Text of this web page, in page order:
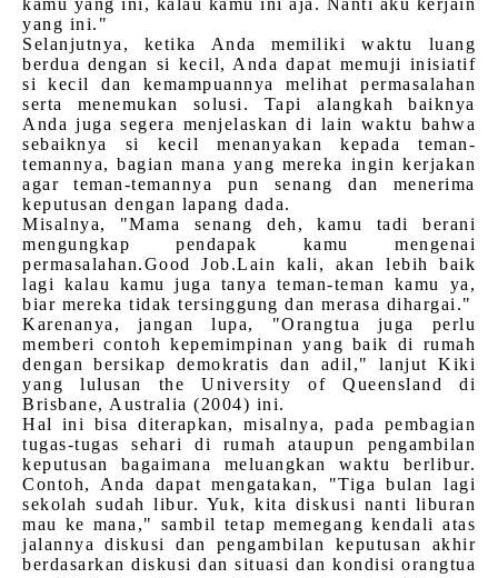
kamu yang ini, kalau kamu ini aja. Nanti aku kerjain
yang ini."
Selanjutnya, ketika Anda memiliki waktu luang
berdua dengan si kecil, Anda dapat memuji inisiatif
si kecil dan kemampuannya melihat permasalahan
serta menemukan solusi. Tapi alangkah baiknya
Anda juga segera menjelaskan di lain waktu bahwa
sebaiknya si kecil menanyakan kepada teman-
temannya, bagian mana yang mereka ingin kerjakan
agar teman-temannya pun senang dan menerima
keputusan dengan lapang dada.
Misalnya, "Mama senang deh, kamu tadi berani
mengungkap pendapak kamu mengenai
permasalahan.Good Job.Lain kali, akan lebih baik
lagi kalau kamu juga tanya teman-teman kamu ya,
biar mereka tidak tersinggung dan merasa dihargai."
Karenanya, jangan lupa, "Orangtua juga perlu
memberi contoh kepemimpinan yang baik di rumah
dengan bersikap demokratis dan adil," lanjut Kiki
yang lulusan the University of Queensland di
Brisbane, Australia (2004) ini.
Hal ini bisa diterapkan, misalnya, pada pembagian
tugas-tugas sehari di rumah ataupun pengambilan
keputusan bagaimana meluangkan waktu berlibur.
Contoh, Anda dapat mengatakan, "Tiga bulan lagi
sekolah sudah libur. Yuk, kita diskusi nanti liburan
mau ke mana," sambil tetap memegang kendali atas
jalannya diskusi dan pengambilan keputusan akhir
berdasarkan diskusi dan situasi dan kondisi orangtua